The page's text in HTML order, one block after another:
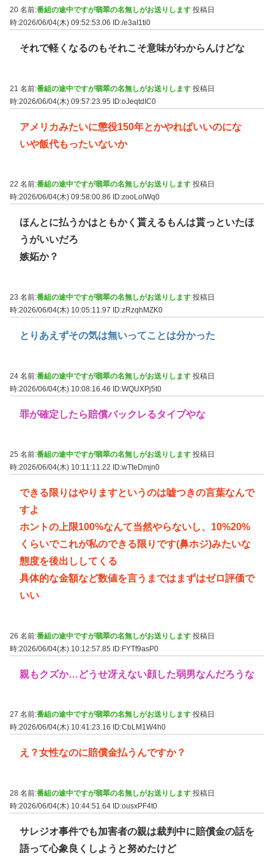
20 名前:番組の途中ですが翡翠の名無しがお送りします 投稿日
時:2026/06/04(木) 09:52:53.06
ID:/e3aI1ti0
それで軽くなるのもそれこそ意味がわからんけどな
21 名前:番組の途中ですが翡翠の名無しがお送りします 投稿日
時:2026/06/04(木) 09:57:23.95 ID:oJeqtdIC0
アメリカみたいに懲役150年とかやればいいのにな
いや飯代もったいないか
22 名前:番組の途中ですが翡翠の名無しがお送りします 投稿日
時:2026/06/04(木) 09:58:00.86
ID:zooLolWq0
ほんとに払うかはともかく貰えるもんは貰っといたほ
うがいいだろ
嫉妬か？
23 名前:番組の途中ですが翡翠の名無しがお送りします 投稿日
時:2026/06/04(木) 10:05:11.97
ID:zRzqhMZK0
とりあえずその気は無いってことは分かった
24 名前:番組の途中ですが翡翠の名無しがお送りします 投稿日
時:2026/06/04(木) 10:08:16.46 ID:WQUXPj5t0
罪が確定したら賠償バックレるタイプやな
25 名前:番組の途中ですが翡翠の名無しがお送りします 投稿日
時:2026/06/04(木) 10:11:11.22
ID:wTteDmjn0
できる限りはやりますというのは嘘つきの言葉なんで
すよ
ホントの上限100%なんて当然やらないし、10%20%
くらいでこれが私のできる限りです(鼻ホジ)みたいな
態度を後出ししてくる
具体的な金額など数値を言うまではまずはゼロ評価で
いい
26 名前:番組の途中ですが翡翠の名無しがお送りします 投稿日
時:2026/06/04(木) 10:12:57.85 ID:FYTf9asP0
親もクズか…どうせ冴えない顔した弱男なんだろうな
27 名前:番組の途中ですが翡翠の名無しがお送りします 投稿日
時:2026/06/04(木) 10:41:23.16
ID:CbLM1W4h0
え？女性なのに賠償金払うんですか？
28 名前:番組の途中ですが翡翠の名無しがお送りします 投稿日
時:2026/06/04(木) 10:44:51.64 ID:ousxPF4t0
サレジオ事件でも加害者の親は裁判中に賠償金の話を
語って心象良くしようと努めたけど